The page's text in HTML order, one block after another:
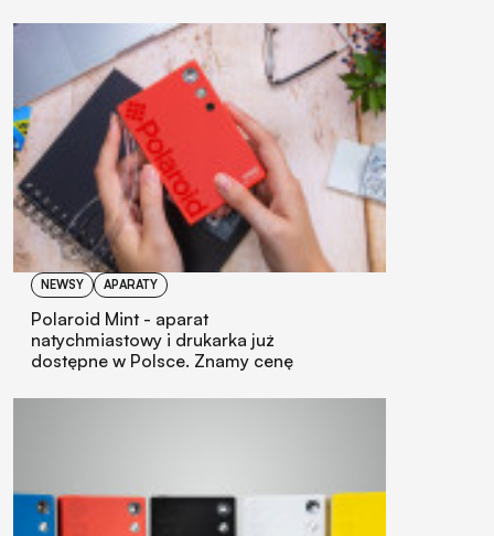
NEWSY APARATY
Polaroid Mint - aparat
natychmiastowy i drukarka już
dostępne w Polsce. Znamy cenę